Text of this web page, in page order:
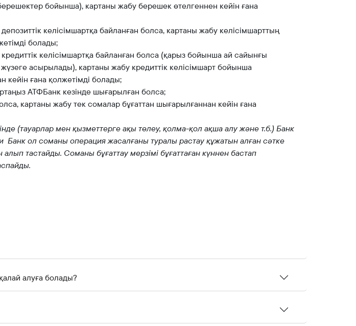
бойынша), картаны жабу берешек өтелгеннен кейін ғана
келісімшартқа байланған болса, картаны жабу келісімшарттың
болады;
келісімшартқа байланған болса (қарыз бойынша ай сайынғы
асырылады), картаны жабу кредиттік келісімшарт бойынша
кейін ғана қолжетімді болады;
АТФБанк кезінде шығарылған болса;
картаны жабу тек сомалар бұғаттан шығарылғаннан кейін ғана
(тауарлар мен қызметтерге ақы төлеу, қолма-қол ақша алу және т.б.) Банк
Банк ол соманы операция жасалғаны туралы растау құжатын алған сәтке
тастайды. Соманы бұғаттау мерзімі бұғаттаған күннен бастап
алуға болады?